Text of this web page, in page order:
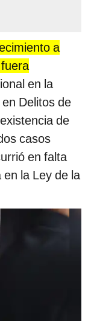
a
en la
Delitos de
de
casos
en falta
la Ley de la